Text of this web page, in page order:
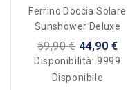
Ferrino Doccia Solare
Sunshower Deluxe
59,90 € 44,90 €
Disponibilità:9999
Disponibile